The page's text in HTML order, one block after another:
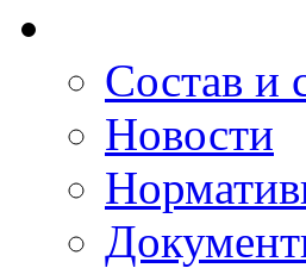
Состав и
Новости